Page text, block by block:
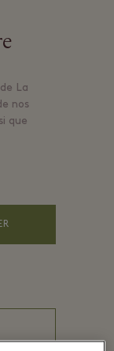
La
nos
que